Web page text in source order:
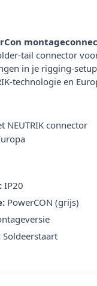
tail connector
in je rigging-
technologie en
NEUTRIK connector
IP20
PowerCON (grijs)
Soldeerstaart